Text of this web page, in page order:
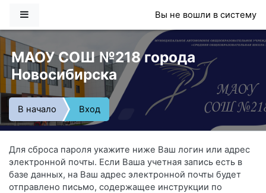
Вы не вошли в систему
МАОУ СОШ №218 города
Новосибирска
В начало Вход
Для сброса пароля укажите ниже Ваш логин или адрес
электронной почты. Если Ваша учетная запись есть в
базе данных, на Ваш адрес электронной почты будет
отправлено письмо, содержащее инструкции по